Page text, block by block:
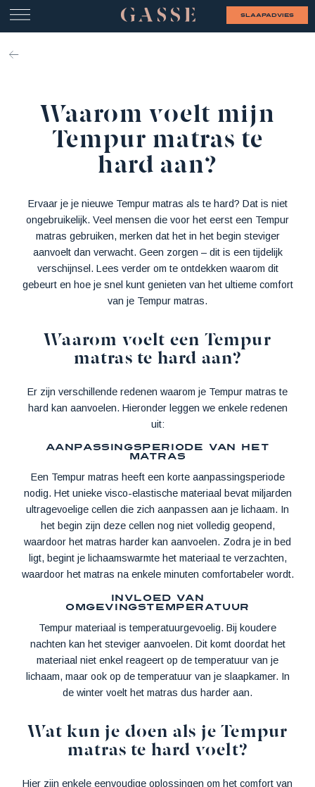
slaapadvies
Waarom voelt mijn
Tempur matras te
hard aan?
Ervaar je je nieuwe Tempur matras als te hard? Dat is niet
ongebruikelijk. Veel mensen die voor het eerst een Tempur
matras gebruiken, merken dat het in het begin steviger
aanvoelt dan verwacht. Geen zorgen – dit is een tijdelijk
verschijnsel. Lees verder om te ontdekken waarom dit
gebeurt en hoe je snel kunt genieten van het ultieme comfort
van je Tempur matras.
Waarom voelt een Tempur
matras te hard aan?
Er zijn verschillende redenen waarom je Tempur matras te
hard kan aanvoelen. Hieronder leggen we enkele redenen
uit:
Aanpassingsperiode van het
matras
Een Tempur matras heeft een korte aanpassingsperiode
nodig. Het unieke visco-elastische materiaal bevat miljarden
ultragevoelige cellen die zich aanpassen aan je lichaam. In
het begin zijn deze cellen nog niet volledig geopend,
waardoor het matras harder kan aanvoelen. Zodra je in bed
ligt, begint je lichaamswarmte het materiaal te verzachten,
waardoor het matras na enkele minuten comfortabeler wordt.
Invloed van
omgevingstemperatuur
Tempur materiaal is temperatuurgevoelig. Bij koudere
nachten kan het steviger aanvoelen. Dit komt doordat het
materiaal niet enkel reageert op de temperatuur van je
lichaam, maar ook op de temperatuur van je slaapkamer. In
de winter voelt het matras dus harder aan.
Wat kun je doen als je Tempur
matras te hard voelt?
Hier zijn enkele eenvoudige oplossingen om het comfort van